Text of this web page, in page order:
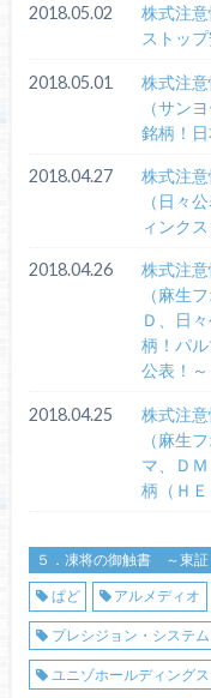
2018.05.02
株式注
ストッ
2018.05.01
株式注
（サン
銘柄！
2018.04.27
株式注
（日々
ィンク
2018.04.26
株式注
（麻生
Ｄ、日
柄！パ
公表！～
2018.04.25
株式注
（麻生
マ、Ｄ
柄（Ｈ
５．凍将の御触書 ～東証
ぱど
アルメディオ
プレシジョン・システ
ユニゾホールディングス